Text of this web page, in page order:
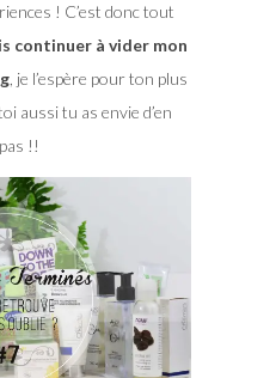
! C’est donc tout
continuer à vider mon
, je l’espère pour ton plus
aussi tu as envie d’en
!!